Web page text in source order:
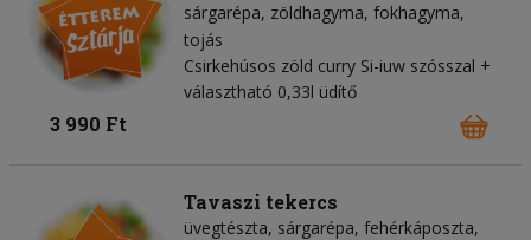
sárgarépa zöldhagyma fokhagyma
tojás
Csirkehúsos zöld curry Si-iuw szósszal +
választható 0,33l üdítő
3 990 Ft
Tavaszi tekercs
üvegtészta, sárgarépa, fehérkáposzta,